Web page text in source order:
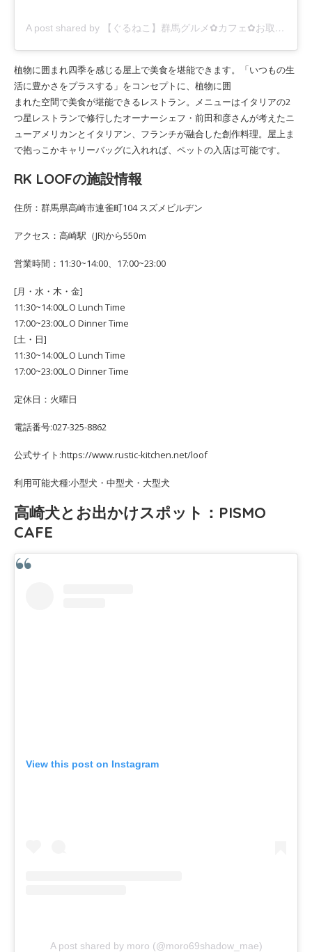
A post shared by 【ぐるねこ】群馬グルメ✿︎カフェ✿︎お取り寄せ (@gunma_guruneko)
植物に囲まれ四季を感じる屋上で美食を堪能できます。「いつもの生
活に豊かさをプラスする」をコンセプトに、植物に囲
まれた空間で美食が堪能できるレストラン。メニューはイタリアの2
つ星レストランで修行したオーナーシェフ・前田和彦さんが考えたニ
ューアメリカンとイタリアン、フランチが融合した創作料理。屋上ま
で抱っこかキャリーバッグに入れれば、ペットの入店は可能です。
RK LOOFの施設情報
住所：群馬県高崎市連雀町104 スズメビルヂン
アクセス：高崎駅（JR)から550ｍ
営業時間：11:30~14:00、17:00~23:00
[月・水・木・金]
11:30~14:00L.O Lunch Time
17:00~23:00L.O Dinner Time
[土・日]
11:30~14:00L.O Lunch Time
17:00~23:00L.O Dinner Time
定休日：火曜日
電話番号:027-325-8862
公式サイト:https://www.rustic-kitchen.net/loof
利用可能犬種:小型犬・中型犬・大型犬
高崎犬とお出かけスポット：PISMO
CAFE
View this post on Instagram
A post shared by moro (@moro69shadow_mae)